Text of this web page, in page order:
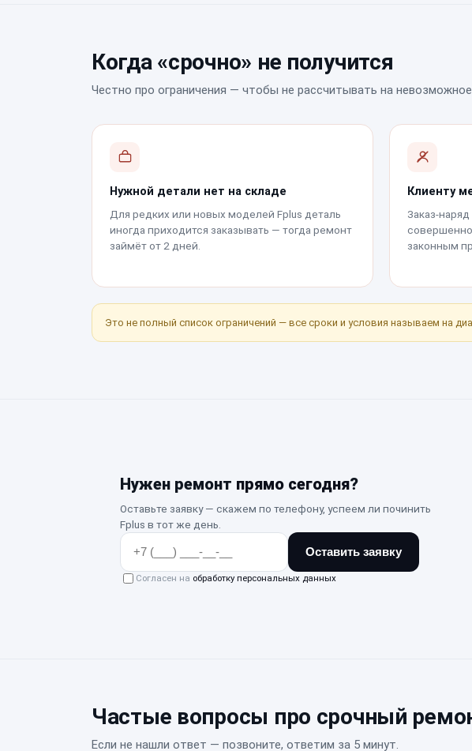
Когда «срочно» не получится
Честно про ограничения — чтобы не рассчитывать на невозможное.
Нужной детали нет на складе
Для редких или новых моделей Fplus деталь
иногда приходится заказывать — тогда ремонт
займёт от 2 дней.
Клиенту
Заказ-
законным
Это не полный список ограничений — все сроки и условия называем на
Нужен ремонт прямо сегодня?
Оставьте заявку — скажем по телефону, успеем ли починить
Fplus в тот же день.
Оставить заявку
Согласен на обработку персональных данных
Частые вопросы про срочный
Если не нашли ответ — позвоните, ответим за 5 минут.